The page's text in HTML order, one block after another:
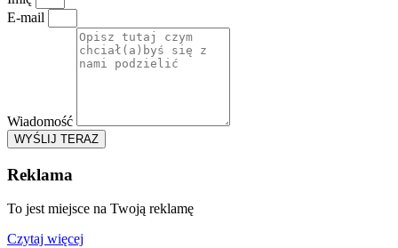
E-mail
Wiadomość
WYŚLIJ TERAZ
Reklama
To jest miejsce na Twoją reklamę
Czytaj więcej